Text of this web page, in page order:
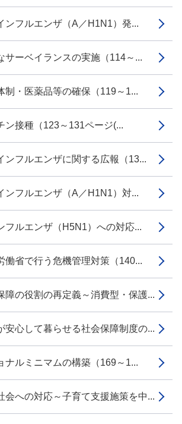
フルエンザ（A／H1N1）発...
ーベイランスの実施（114～...
・医薬品等の確保（119～1...
接種（123～131ページ(...
フルエンザに関する広報（13...
フルエンザ（A／H1N1）対...
ルエンザ（H5N1）への対応...
省で行う危機管理対策（140...
の役割の再定義～消費型・保護...
心して暮らせる社会保障制度の...
ルミニマムの構築（169～1...
への対応～子育て支援施策を中...